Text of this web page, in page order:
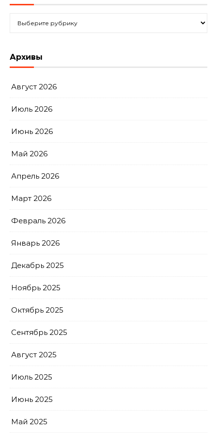
Архивы
Август 2026
Июль 2026
Июнь 2026
Май 2026
Апрель 2026
Март 2026
Февраль 2026
Январь 2026
Декабрь 2025
Ноябрь 2025
Октябрь 2025
Сентябрь 2025
Август 2025
Июль 2025
Июнь 2025
Май 2025